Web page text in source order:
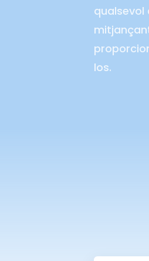
qualsevol
los.